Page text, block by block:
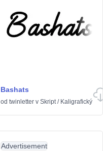
Bashats
od twinletter v Skript/ Kaligrafický
Advertisement